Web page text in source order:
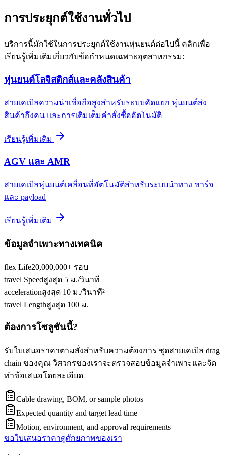
การประยุกต์ใช้งานทั่วไป
บริการนี้มักใช้ในการประยุกต์ใช้งานหุ่นยนต์ต่อไปนี้ คลิกเพื่อ
เรียนรู้เพิ่มเติมเกี่ยวกับข้อกำหนดเฉพาะอุตสาหกรรม:
หุ่นยนต์โลจิสติกส์และคลังสินค้า
สายเคเบิลความน่าเชื่อถือสูงสำหรับระบบคัดแยก หุ่นยนต์ส่ง
สินค้าถึงคน และการเติมเต็มคำสั่งซื้ออัตโนมัติ
เรียนรู้เพิ่มเติม
AGV และ AMR
สายเคเบิลหุ่นยนต์เคลื่อนที่อัตโนมัติสำหรับระบบนำทาง ชาร์จ
และ payload
เรียนรู้เพิ่มเติม
ข้อมูลจำเพาะทางเทคนิค
flex Life20,000,000+ รอบ
travel Speedสูงสุด 5 ม./วินาที
accelerationสูงสุด 10 ม./วินาที²
travel Lengthสูงสุด 100 ม.
ต้องการโซลูชันนี้?
รับใบเสนอราคาตามสั่งสำหรับความต้องการ ชุดสายเคเบิล drag
chain ของคุณ วิศวกรของเราจะตรวจสอบข้อมูลจำเพาะและจัด
ทำข้อเสนอโดยละเอียด
Cable drawing, BOM, or sample photos
Expected quantity and target lead time
Motion, environment, and approval requirements
ขอใบเสนอราคาดูศักยภาพของเรา